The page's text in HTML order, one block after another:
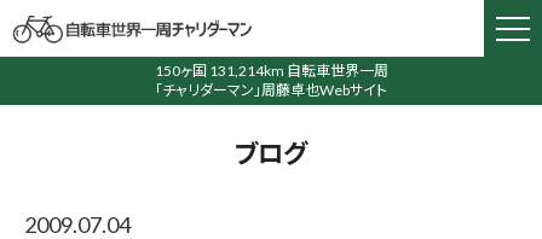
150ヶ国 131,214km 自転車世界一周
「チャリダーマン」周藤卓也Webサイト
ブログ
2009.07.04